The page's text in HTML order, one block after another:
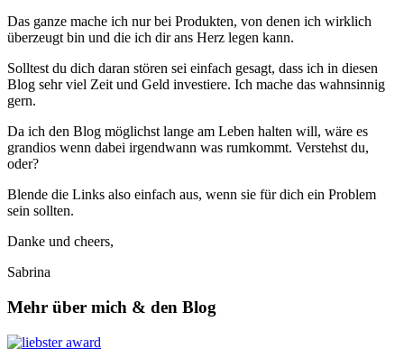
Das ganze mache ich nur bei Produkten, von denen ich wirklich
überzeugt bin und die ich dir ans Herz legen kann.
Solltest du dich daran stören sei einfach gesagt, dass ich in diesen
Blog sehr viel Zeit und Geld investiere. Ich mache das wahnsinnig
gern.
Da ich den Blog möglichst lange am Leben halten will, wäre es
grandios wenn dabei irgendwann was rumkommt. Verstehst du,
oder?
Blende die Links also einfach aus, wenn sie für dich ein Problem
sein sollten.
Danke und cheers,
Sabrina
Mehr über mich & den Blog